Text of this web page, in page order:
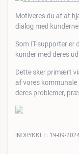
Motiveres du af at
dialog med
Som IT-supporter er
kunder med deres
Dette sker primært
af vores
deres problemer,
INDRYKKET: 19-09-